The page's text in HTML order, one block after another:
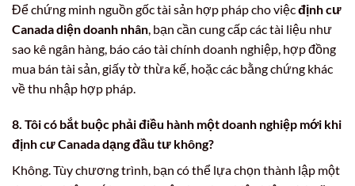
Để chứng minh nguồn gốc tài sản hợp pháp cho việcđịnh cư
Canada diện doanh nhân , bạn cần cung cấp các tài liệu như
sao kê ngân hàng, báo cáo tài chính doanh nghiệp, hợp đồng
mua bán tài sản, giấy tờ thừa kế, hoặc các bằng chứng khác
về thu nhập hợp pháp.
8. Tôi có bắt buộc phải điều hành một doanh nghiệp mới khi
định cư Canada dạng đầu tư không?
Không. Tùy chương trình, bạn có thể lựa chọn thành lập một